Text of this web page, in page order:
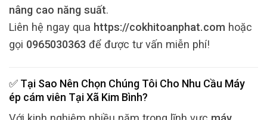
nâng cao năng suất.
Liên hệ ngay qua https://cokhitoanphat.com hoặc
gọi 0965030363 để được tư vấn miễn phí!
✅ Tại Sao Nên Chọn Chúng Tôi Cho Nhu Cầu Máy
ép cám viên TạiXã Kim Bình?